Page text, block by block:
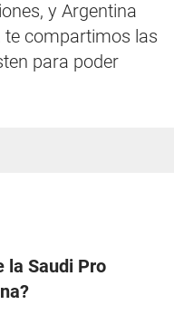
y Argentina
te compartimos las
para poder
la Saudi Pro